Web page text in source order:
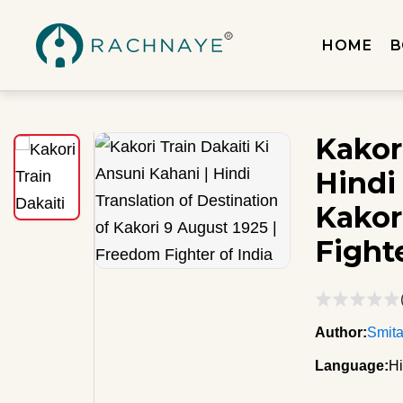
HOME
Author:
Language: